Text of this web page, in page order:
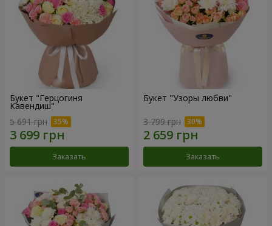
Букет "Герцогиня
Кавендиш"
5 691 грн
Заказать
Букет "Узоры любви"
3 799 грн
Заказать